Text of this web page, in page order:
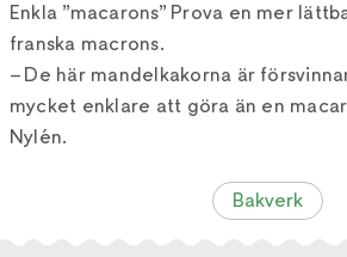
Enkla ”macarons” Prova en mer
franska macrons.
– De här mandelkakorna är
mycket enklare att göra än en
Nylén.
Bakverk